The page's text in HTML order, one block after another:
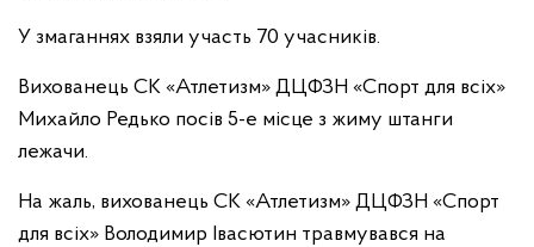
У змаганнях взяли участь 70 учасників.
Вихованець СК «Атлетизм» ДЦФЗН «Спорт для всіх»
Михайло Редько посів 5-е місце з жиму штанги
лежачи.
На жаль, вихованець СК «Атлетизм» ДЦФЗН «Спорт
для всіх» Володимир Івасютин травмувався на